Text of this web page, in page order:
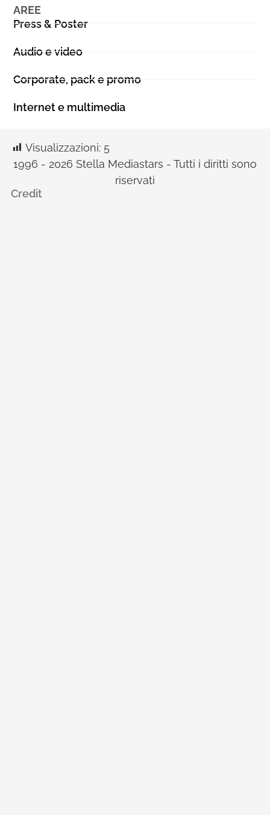
AREE
Press & Poster
Audio e video
Corporate, pack e promo
Internet e multimedia
Visualizzazioni: 5
1996 - 2026 Stella Mediastars - Tutti i diritti sono
riservati
Credit